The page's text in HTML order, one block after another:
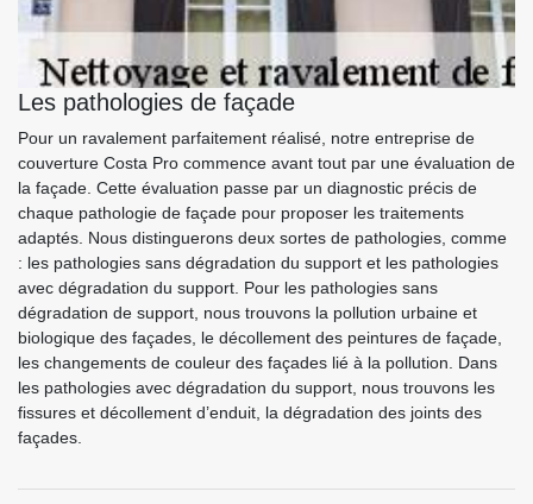
Les pathologies de façade
Pour un ravalement parfaitement réalisé, notre entreprise de
couverture Costa Pro commence avant tout par une évaluation de
la façade. Cette évaluation passe par un diagnostic précis de
chaque pathologie de façade pour proposer les traitements
adaptés. Nous distinguerons deux sortes de pathologies, comme
: les pathologies sans dégradation du support et les pathologies
avec dégradation du support. Pour les pathologies sans
dégradation de support, nous trouvons la pollution urbaine et
biologique des façades, le décollement des peintures de façade,
les changements de couleur des façades lié à la pollution. Dans
les pathologies avec dégradation du support, nous trouvons les
fissures et décollement d’enduit, la dégradation des joints des
façades.